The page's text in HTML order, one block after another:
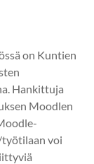
on Kuntien
Hankittuja
Moodlen
työtilaan voi